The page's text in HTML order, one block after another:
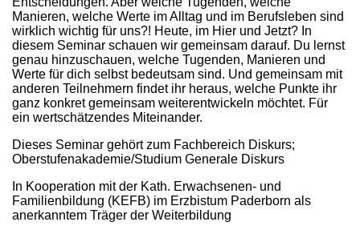
Manieren, welche Werte im Alltag und im Berufsleben sind
wirklich wichtig für uns?! Heute, im Hier und Jetzt? In
diesem Seminar schauen wir gemeinsam darauf. Du lernst
genau hinzuschauen, welche Tugenden, Manieren und
Werte für dich selbst bedeutsam sind. Und gemeinsam mit
anderen Teilnehmern findet ihr heraus, welche Punkte ihr
ganz konkret gemeinsam weiterentwickeln möchtet. Für
ein wertschätzendes Miteinander.
Dieses Seminar gehört zum Fachbereich Diskurs;
Oberstufenakademie/Studium Generale Diskurs
In Kooperation mit der Kath. Erwachsenen- und
Familienbildung (KEFB) im Erzbistum Paderborn als
anerkanntem Träger der Weiterbildung